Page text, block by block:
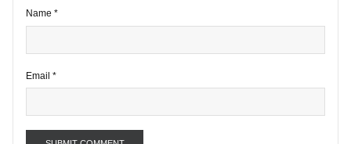
Name*